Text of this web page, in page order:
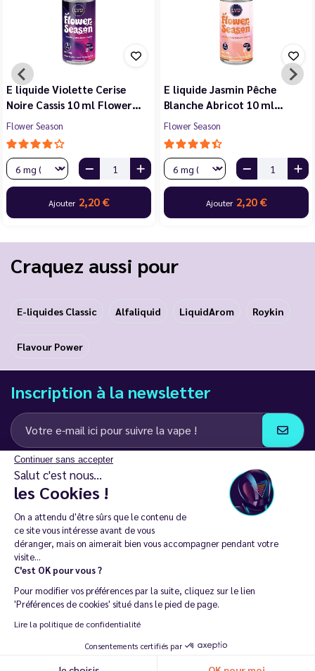
Continuer sans accepter
Salut c'est nous...
les Cookies !
On a attendu d'être sûrs que le contenu de
ce site vous intéresse avant de vous
déranger, mais on aimerait bien vous accompagner pendant votre
visite...
C'est OK pour vous ?
Pour modifier vos préférences par la suite, cliquez sur le lien
'Préférences de cookies' situé dans le pied de page.
Lire la politique de confidentialité
Consentements certifiés par
E liquide Violette Cerise
Noire Cassis 10 ml Flower…
Flower Season
Ajouter 2,20 €
E liquide Jasmin Pêche
Blanche Abricot 10 ml…
Flower Season
Ajouter 2,20 €
Craquez aussi pour
E-liquides Classic Alfaliquid LiquidArom Roykin
Flavour Power
Inscription à la newsletter
J’accepte de recevoir des communications e-mail et SMS de la part de
LD Groupe
Restez en contact
La vente de cigarette électronique est interdite chez les moins de
18 ans. 🔞
Copyright © 2014 - 2026 Le Vapoteur Discount - Tous droits